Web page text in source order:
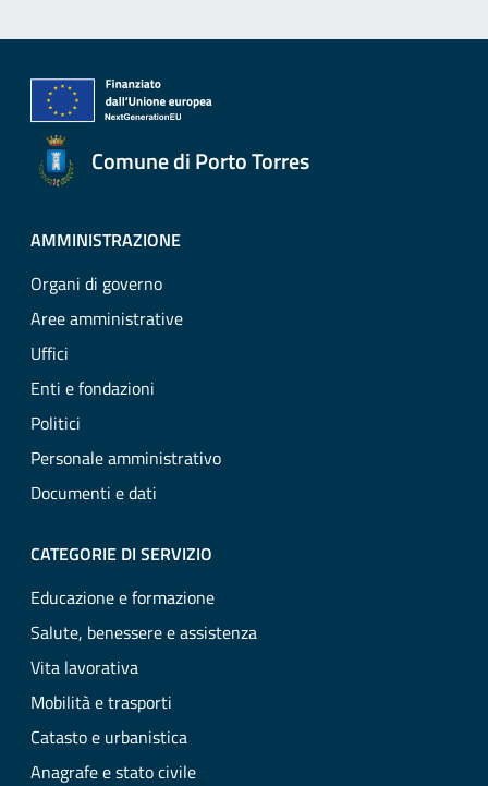
Comune di Porto Torres
AMMINISTRAZIONE
Organi di governo
Aree amministrative
Uffici
Enti e fondazioni
Politici
Personale amministrativo
Documenti e dati
CATEGORIE DI SERVIZIO
Educazione e formazione
Salute, benessere e assistenza
Vita lavorativa
Mobilità e trasporti
Catasto e urbanistica
Anagrafe e stato civile